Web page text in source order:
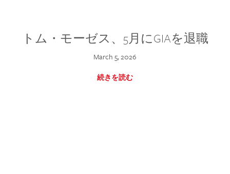
トム・モーゼス、5月にGIAを退職
March 5, 2026
続きを読む